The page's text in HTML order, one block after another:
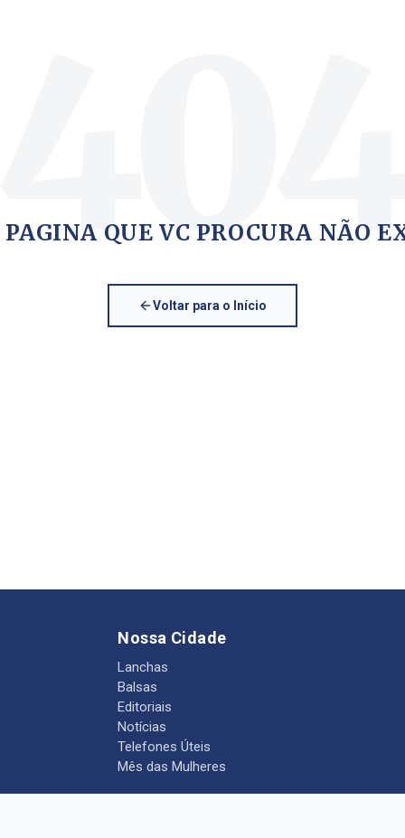
PAGINA QUE VC PROCURA NÃO
Voltar para o Início
Nossa Cidade
Lanchas
Balsas
Editoriais
Notícias
Telefones Úteis
Mês das Mulheres